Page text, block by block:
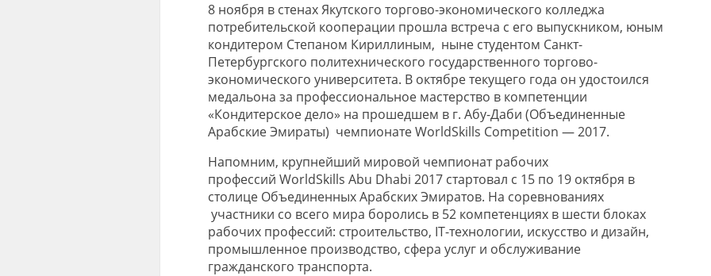
8 ноября в стенах Якутского торгово-экономического колледжа
потребительской кооперации прошла встреча с его выпускником, юным
кондитером Степаном Кириллиным, ныне студентом Санкт-
Петербургского политехнического государственного торгово-
экономического университета. В октябре текущего года он удостоился
медальона за профессиональное мастерство в компетенции
«Кондитерское дело» на прошедшем в г. Абу-Даби (Объединенные
Арабские Эмираты) чемпионате WorldSkills Competition — 2017.
Напомним, крупнейший мировой чемпионат рабочих
профессий WorldSkills Abu Dhabi 2017 стартовал с 15 по 19 октября в
столице Объединенных Арабских Эмиратов. На соревнованиях
участники со всего мира боролись в 52 компетенциях в шести блоках
рабочих профессий: строительство, IT-технологии, искусство и дизайн,
промышленное производство, сфера услуг и обслуживание
гражданского транспорта.